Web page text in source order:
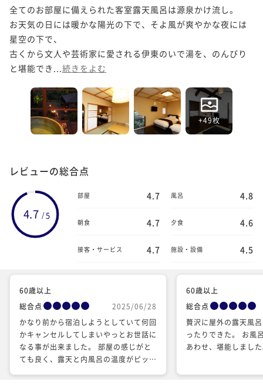
全てのお部屋に備えられた客室露天風呂は源泉かけ流し。
お天気の日には暖かな陽光の下で、そよ風が爽やかな夜には
星空の下で、
古くから文人や芸術家に愛される伊東のいで湯を、のんびり
と堪能でき... 続きをよむ
+49枚
レビューの総合点
4.7 / 5
部屋 4.7 風呂 4.8
朝食 4.7 夕食 4.6
接客・サービス 4.7 施設・設備 4.5
60歳以上
総合点
2025/06/28
かなり前から宿泊しようとしていて何回
かキャンセルしてしまいやっとお世話に
なる事が出来ました。 部屋の感じがと
ても良く、露天と内風呂の温度がピッタ
60歳以上
総合点
贅沢に屋外の露天風
ったりできた。 お風
あわせ、堪能しまし